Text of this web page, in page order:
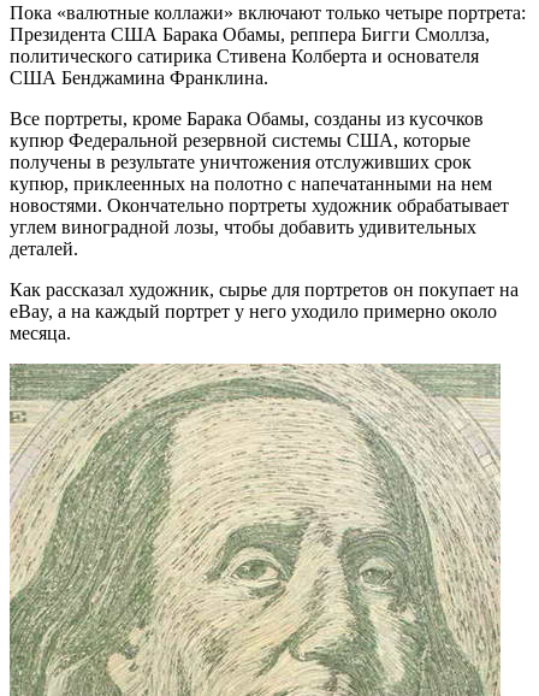
Пока «валютные коллажи» включают только четыре портрета:
Президента США Барака Обамы, реппера Бигги Смоллза,
политического сатирика Стивена Колберта и основателя
США Бенджамина Франклина.
Все портреты, кроме Барака Обамы, созданы из кусочков
купюр Федеральной резервной системы США, которые
получены в результате уничтожения отслуживших срок
купюр, приклеенных на полотно с напечатанными на нем
новостями. Окончательно портреты художник обрабатывает
углем виноградной лозы, чтобы добавить удивительных
деталей.
Как рассказал художник, сырье для портретов он покупает на
eBay, а на каждый портрет у него уходило примерно около
месяца.